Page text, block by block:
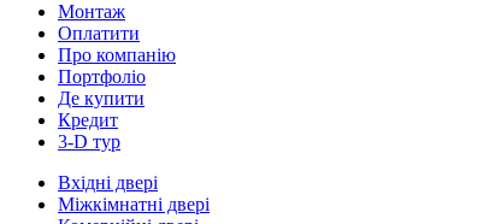
Монтаж
Оплатити
Про компанію
Портфоліо
Де купити
Кредит
3-D тур
Вхідні двері
Міжкімнатні двері